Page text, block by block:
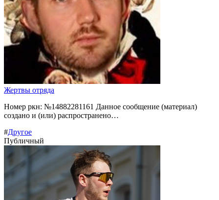
Жертвы отряда
Номер ркн: №14882281161 Данное сообщение (материал)
создано и (или) распространено…
#Другое
Публичный